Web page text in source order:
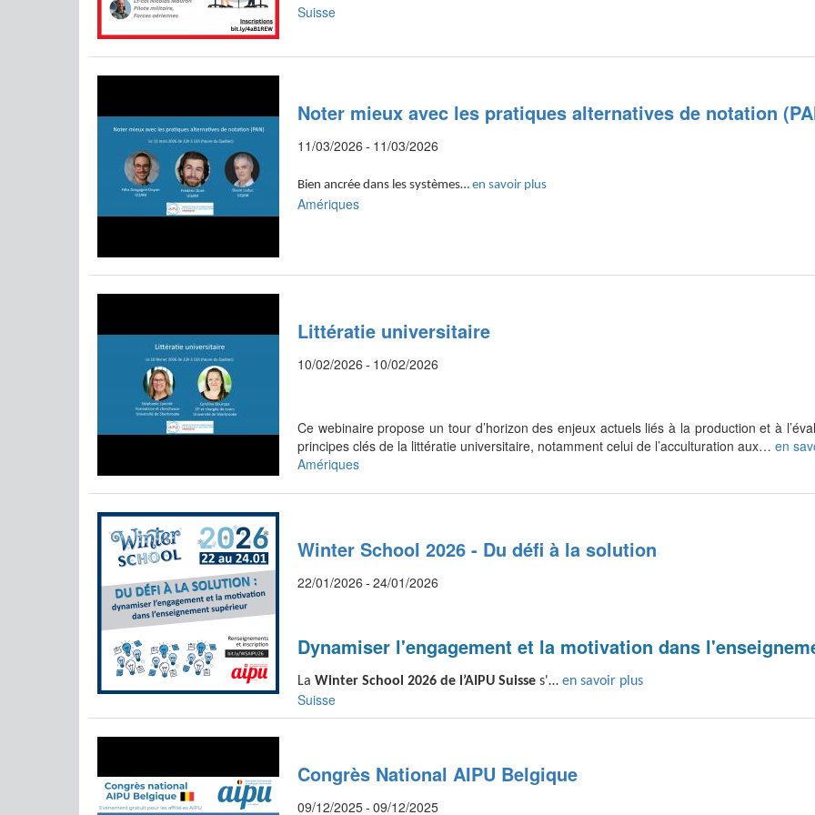
Suisse
Noter mieux avec les pratiques alternatives de notation
11/03/2026 - 11/03/2026
Bien ancrée dans les systèmes… en savoir plus
Amériques
Littératie universitaire
10/02/2026 - 10/02/2026
Ce webinaire propose un tour d’horizon des enjeux actuels liés à la production et à
principes clés de la littératie universitaire, notamment celui de l’acculturation aux… en
Amériques
Winter School 2026 - Du défi à la solution
22/01/2026 - 24/01/2026
Dynamiser l'engagement et la motivation dans
La Winter School 2026 de l’AIPU Suisse s'… en savoir plus
Suisse
Congrès National AIPU Belgique
09/12/2025- 09/12/2025